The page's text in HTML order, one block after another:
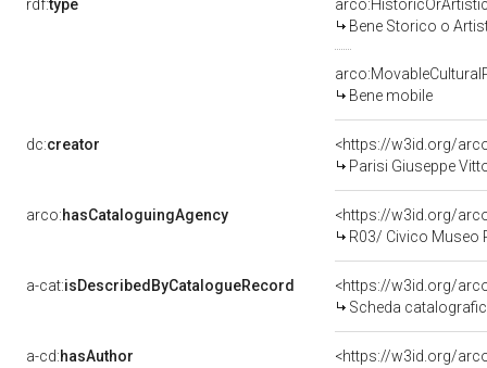
rdf:type
Bene Storico o
Bene mobile
dc:creator
<https://w3id.org/
Parisi Giuseppe
arco:hasCataloguingAgency
<https://w3id.org/
R03/ Civico Museo
a-cat:isDescribedByCatalogueRecord
<https://w3id.org/
Scheda
a-cd:hasAuthor
<https://w3id.org/